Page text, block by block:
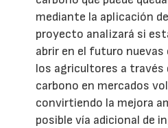
mediante la aplicación
proyecto analizará si
abrir en el futuro nuevas
los agricultores a través
carbono en mercados
convirtiendo la mejora
posible vía adicional de